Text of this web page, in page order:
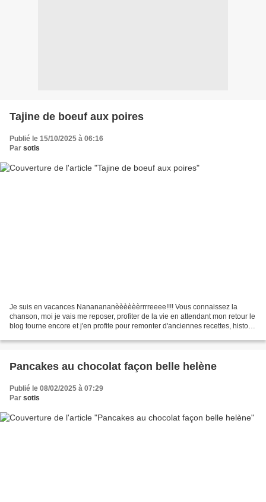
Tajine de boeuf aux poires
Publié le 15/10/2025 à 06:16
Par sotis
Je suis en vacances Nananananèèèèèèrrrreeee!!!! Vous connaissez la
chanson, moi je vais me reposer, profiter de la vie en attendant mon retour le
blog tourne encore et j'en profite pour remonter d'anciennes recettes, histoire
Pancakes au chocolat façon belle helène
Publié le 08/02/2025 à 07:29
Par sotis